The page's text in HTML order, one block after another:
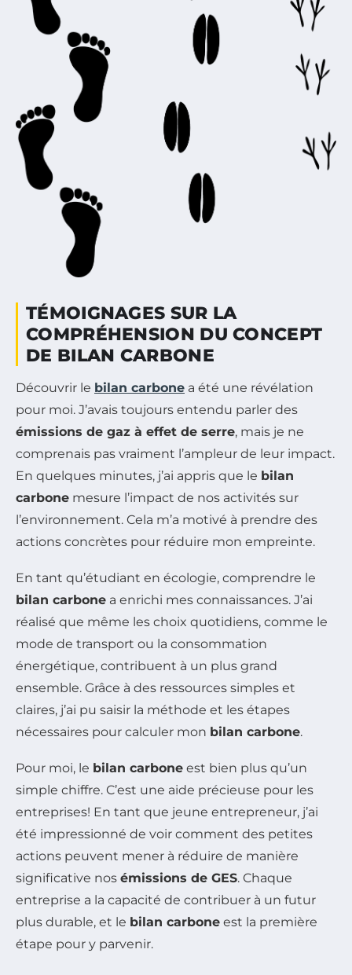
TÉMOIGNAGES SUR LA
COMPRÉHENSION DU CONCEPT
DE BILAN CARBONE
Découvrir le bilan carbone a été une révélation
pour moi. J’avais toujours entendu parler des
émissions de gaz à effet de serre, mais je ne
comprenais pas vraiment l’ampleur de leur impact.
En quelques minutes, j’ai appris que le bilan
carbone mesure l’impact de nos activités sur
l’environnement. Cela m’a motivé à prendre des
actions concrètes pour réduire mon empreinte.
En tant qu’étudiant en écologie, comprendre le
bilan carbone a enrichi mes connaissances. J’ai
réalisé que même les choix quotidiens, comme le
mode de transport ou la consommation
énergétique, contribuent à un plus grand
ensemble. Grâce à des ressources simples et
claires, j’ai pu saisir la méthode et les étapes
nécessaires pour calculer mon bilan carbone.
Pour moi, le bilan carbone est bien plus qu’un
simple chiffre. C’est une aide précieuse pour les
entreprises! En tant que jeune entrepreneur, j’ai
été impressionné de voir comment des petites
actions peuvent mener à réduire de manière
significative nos émissions de GES. Chaque
entreprise a la capacité de contribuer à un futur
plus durable, et le bilan carbone est la première
étape pour y parvenir.